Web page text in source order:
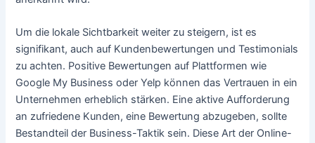
Um die lokale Sichtbarkeit weiter zu steigern, ist es
signifikant, auch auf Kundenbewertungen und Testimonials
zu achten. Positive Bewertungen auf Plattformen wie
Google My Business oder Yelp können das Vertrauen in ein
Unternehmen erheblich stärken. Eine aktive Aufforderung
an zufriedene Kunden, eine Bewertung abzugeben, sollte
Bestandteil der Business-Taktik sein. Diese Art der Online-